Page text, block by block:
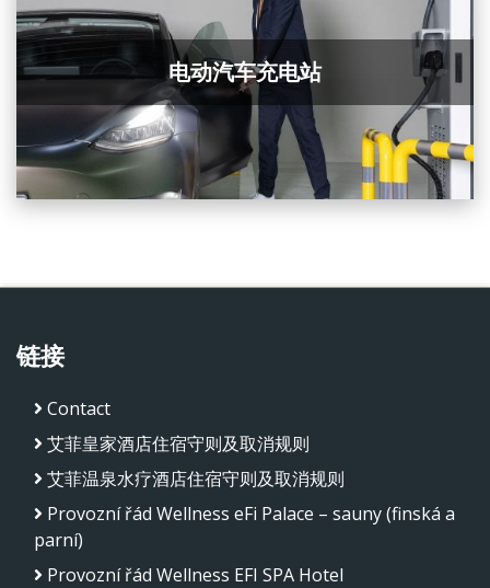
电动汽车充电站
链接
Contact
艾菲皇家酒店住宿守则及取消规则
艾菲温泉水疗酒店住宿守则及取消规则
Provozní řád Wellness eFi Palace – sauny (finská a
parní)
Provozní řád Wellness EFI SPA Hotel